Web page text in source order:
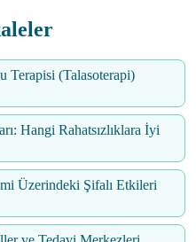
Terapisi (Talasoterapi)
Hangi Rahatsızlıklara İyi
Üzerindeki Şifalı Etkileri